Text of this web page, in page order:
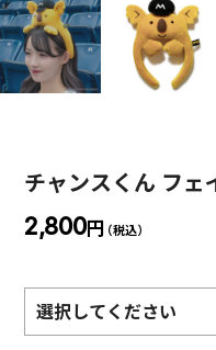
チャンスくん フェ
2,800円 （税込）
選択してください